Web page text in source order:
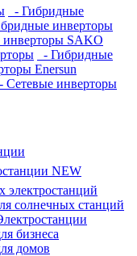
- Гибридные
инверторы
SAKO
- Гибридные
Enersun
- Сетевые инверторы
NEW
электростанций
солнечных станций
бизнеса
домов